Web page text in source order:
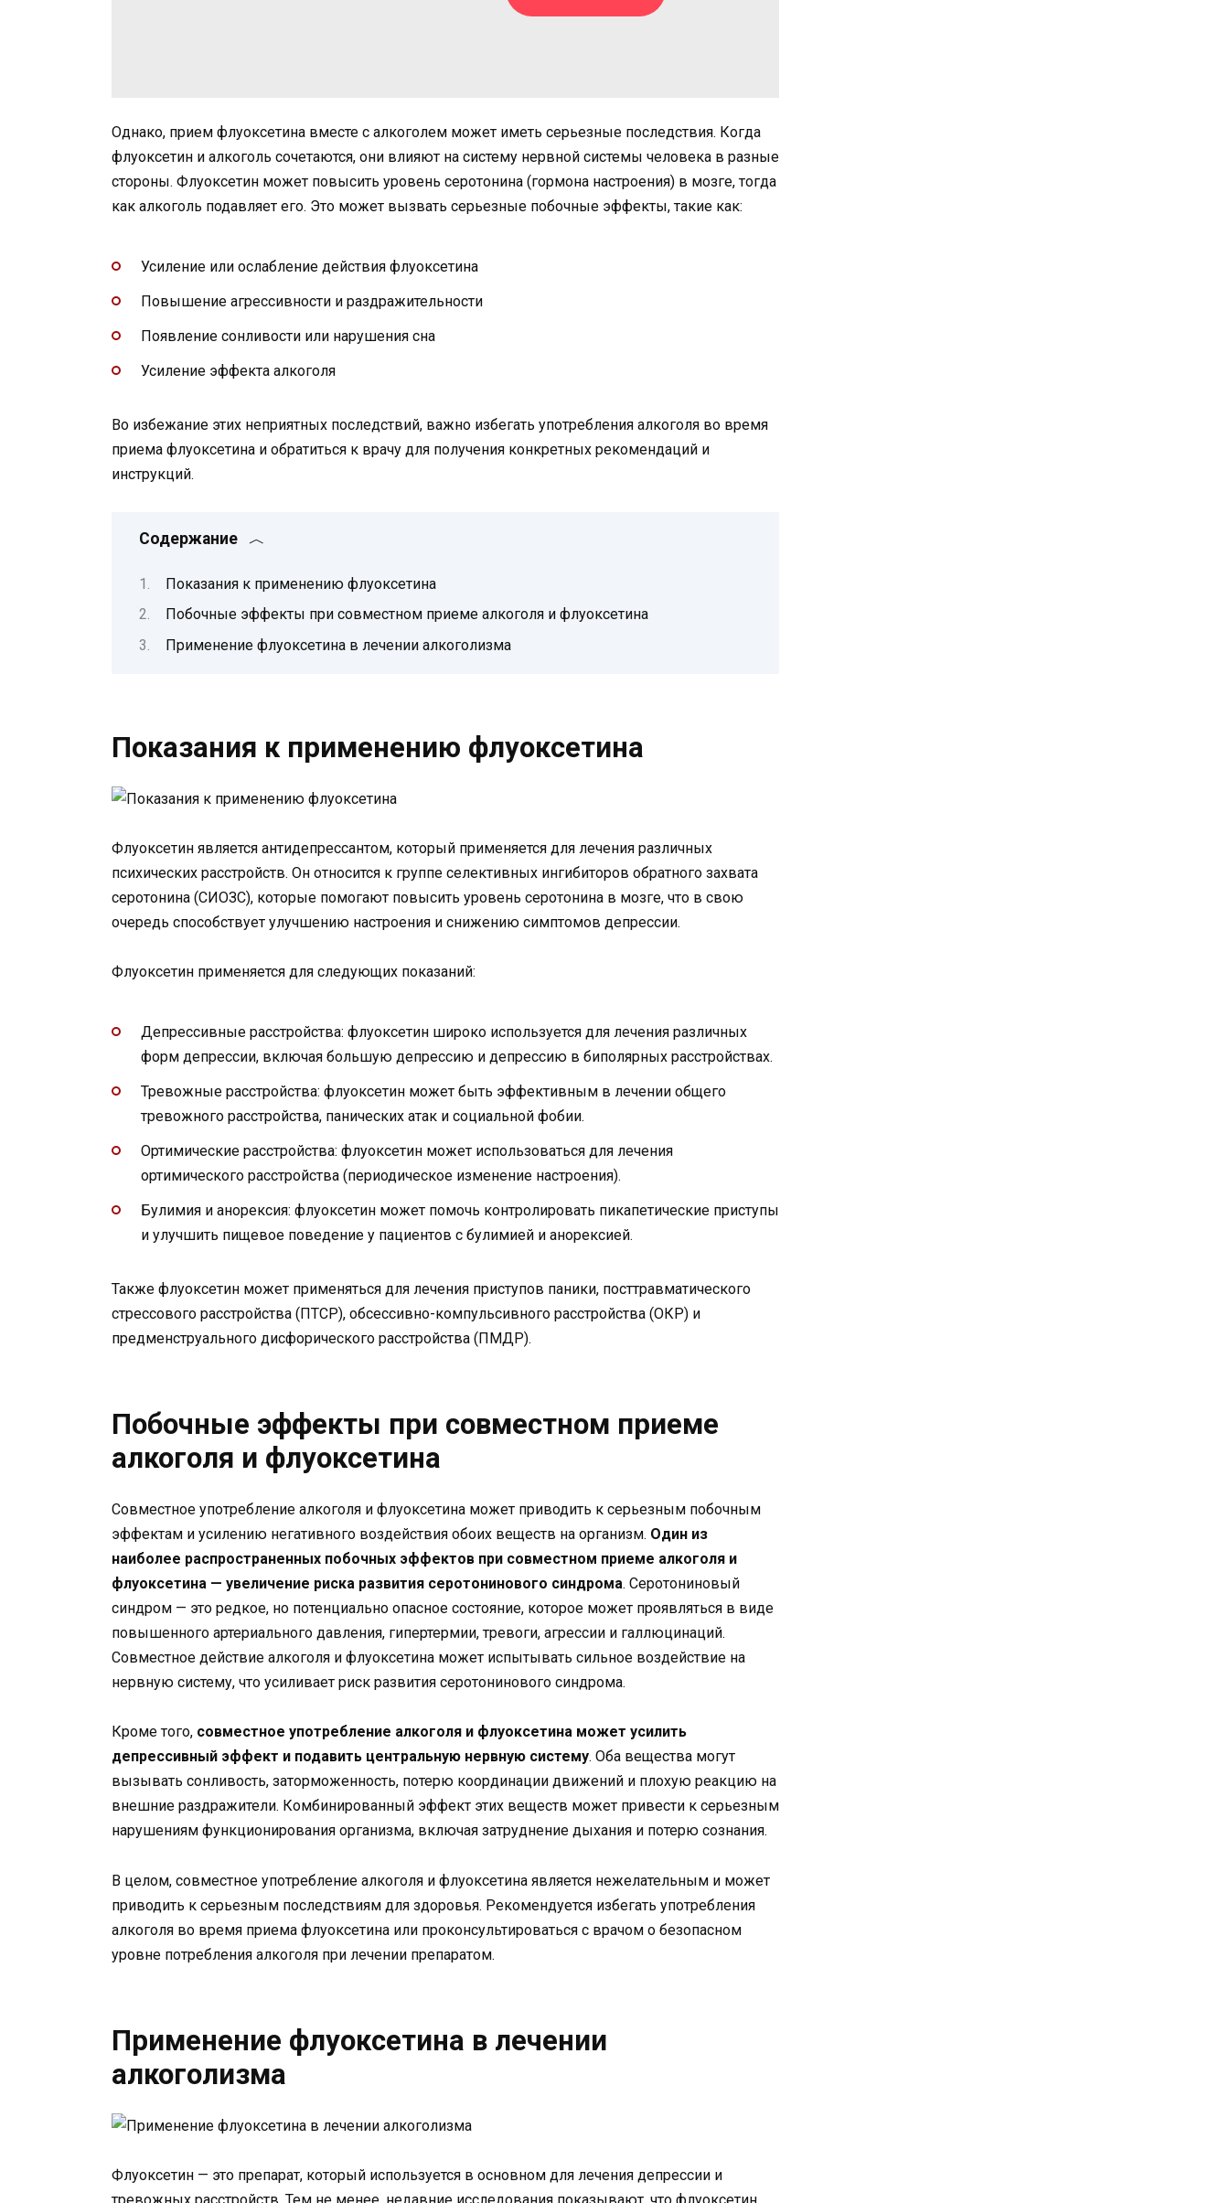
Однако, прием флуоксетина вместе с алкоголем может иметь серьезные последствия. Когда
флуоксетин и алкоголь сочетаются, они влияют на систему нервной системы человека в разные
стороны. Флуоксетин может повысить уровень серотонина (гормона настроения) в мозге, тогда
как алкоголь подавляет его. Это может вызвать серьезные побочные эффекты, такие как:
Усиление или ослабление действия флуоксетина
Повышение агрессивности и раздражительности
Появление сонливости или нарушения сна
Усиление эффекта алкоголя
Во избежание этих неприятных последствий, важно избегать употребления алкоголя во время
приема флуоксетина и обратиться к врачу для получения конкретных рекомендаций и
инструкций.
Содержание
Показания к применению флуоксетина
Побочные эффекты при совместном приеме алкоголя и флуоксетина
Применение флуоксетина в лечении алкоголизма
Показания к применению флуоксетина
Флуоксетин является антидепрессантом, который применяется для лечения различных
психических расстройств. Он относится к группе селективных ингибиторов обратного захвата
серотонина (СИОЗС), которые помогают повысить уровень серотонина в мозге, что в свою
очередь способствует улучшению настроения и снижению симптомов депрессии.
Флуоксетин применяется для следующих показаний:
Депрессивные расстройства: флуоксетин широко используется для лечения различных
форм депрессии, включая большую депрессию и депрессию в биполярных расстройствах.
Тревожные расстройства: флуоксетин может быть эффективным в лечении общего
тревожного расстройства, панических атак и социальной фобии.
Ортимические расстройства: флуоксетин может использоваться для лечения
ортимического расстройства (периодическое изменение настроения).
Булимия и анорексия: флуоксетин может помочь контролировать пикапетические приступы
и улучшить пищевое поведение у пациентов с булимией и анорексией.
Также флуоксетин может применяться для лечения приступов паники, посттравматического
стрессового расстройства (ПТСР), обсессивно-компульсивного расстройства (ОКР) и
предменструального дисфорического расстройства (ПМДР).
Побочные эффекты при совместном приеме
алкоголя и флуоксетина
Совместное употребление алкоголя и флуоксетина может приводить к серьезным побочным
эффектам и усилению негативного воздействия обоих веществ на организм. Один из
наиболее распространенных побочных эффектов при совместном приеме алкоголя и
флуоксетина — увеличение риска развития серотонинового синдрома. Серотониновый
синдром — это редкое, но потенциально опасное состояние, которое может проявляться в виде
повышенного артериального давления, гипертермии, тревоги, агрессии и галлюцинаций.
Совместное действие алкоголя и флуоксетина может испытывать сильное воздействие на
нервную систему, что усиливает риск развития серотонинового синдрома.
Кроме того, совместное употребление алкоголя и флуоксетина может усилить
депрессивный эффект и подавить центральную нервную систему. Оба вещества могут
вызывать сонливость, заторможенность, потерю координации движений и плохую реакцию на
внешние раздражители. Комбинированный эффект этих веществ может привести к серьезным
нарушениям функционирования организма, включая затруднение дыхания и потерю сознания.
В целом, совместное употребление алкоголя и флуоксетина является нежелательным и может
приводить к серьезным последствиям для здоровья. Рекомендуется избегать употребления
алкоголя во время приема флуоксетина или проконсультироваться с врачом о безопасном
уровне потребления алкоголя при лечении препаратом.
Применение флуоксетина в лечении
алкоголизма
Флуоксетин — это препарат, который используется в основном для лечения депрессии и